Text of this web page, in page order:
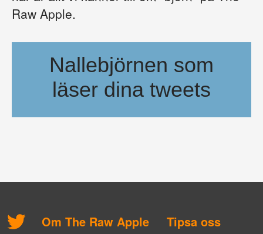
Raw Apple.
Nallebjörnen som
läser dina tweets
Har du svårt att hinna med att läsa dina tweets? Då bör du
Om The Raw Apple
Tipsa oss